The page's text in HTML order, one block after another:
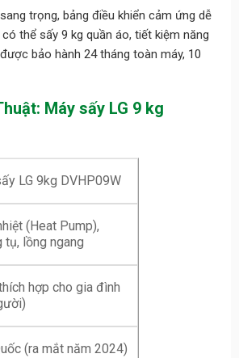
trọng, bảng điều khiển cảm ứng dễ
thể sấy 9 kg quần áo, tiết kiệm năng
bảo hành 24 tháng toàn máy, 10
Máy sấy LG 9 kg
LG 9kg DVHP09W
(Heat Pump),
tụ, lồng ngang
hợp cho gia đình
(ra mắt năm 2024)